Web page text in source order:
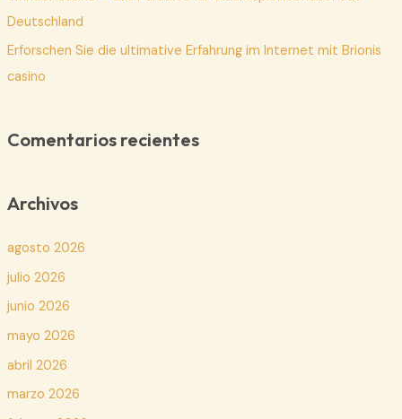
:Deutschland
Erforschen Sie die ultimative Erfahrung im Internet mit Brionis
casino
Comentarios recientes
Archivos
agosto 2026
julio 2026
junio 2026
mayo 2026
abril 2026
marzo 2026